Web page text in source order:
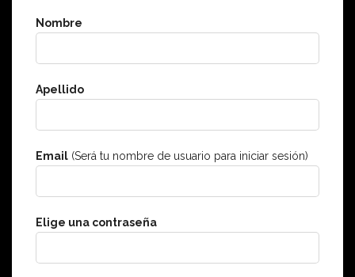
Nombre
Apellido
Email (Será tu nombre de usuario para iniciar sesión)
Elige una contraseña